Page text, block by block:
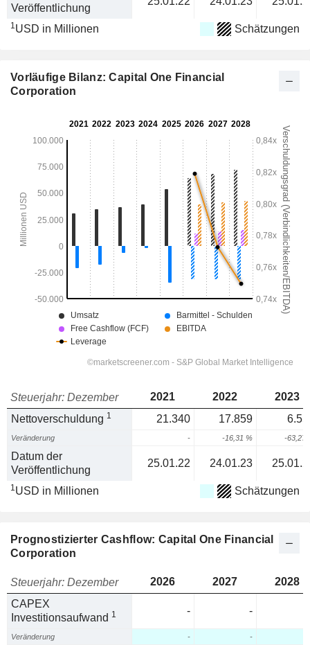
Veröffentlichung
1USD in Millionen Schätzungen
Vorläufige Bilanz: Capital One Financial
Corporation
Steuerjahr: Dezember 2021 2022
2023
Nettoverschuldung 1 21.340 17.859
Veränderung - -16,31 % -63,27
Datum der
Veröffentlichung
25.01.22 24.01.23
1USD in Millionen Schätzungen
Prognostizierter Cashflow: Capital One Financial
Corporation
Steuerjahr: Dezember 2026 2027
2028
CAPEX
Investitionsaufwand 1 - -
Veränderung - -